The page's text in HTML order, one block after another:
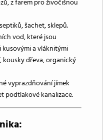
šachet, sklepů.
vod, které jsou
a vláknitými
kousky dřeva, organický
vyprazdňování jímek
podtlakové kanalizace.